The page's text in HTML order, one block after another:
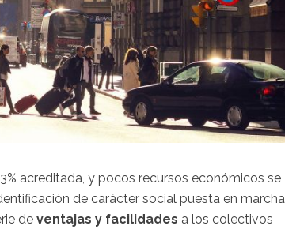
acreditada, y pocos recursos económicos se
de carácter social puesta en marcha
de ventajas y facilidades a los colectivos